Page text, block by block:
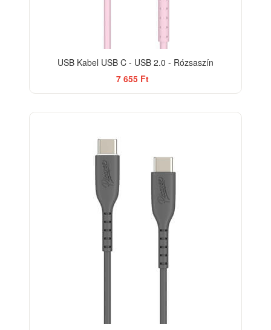
USB Kabel USB C - USB 2.0 - Rózsaszín
7 655 Ft